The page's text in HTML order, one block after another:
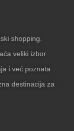
shopping.
veliki izbor
i već poznata
destinacija za